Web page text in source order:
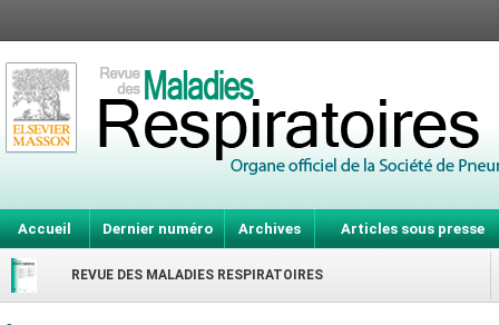
Accueil Dernier numéro Archives Articles sous presse
REVUE DES MALADIES RESPIRATOIRES